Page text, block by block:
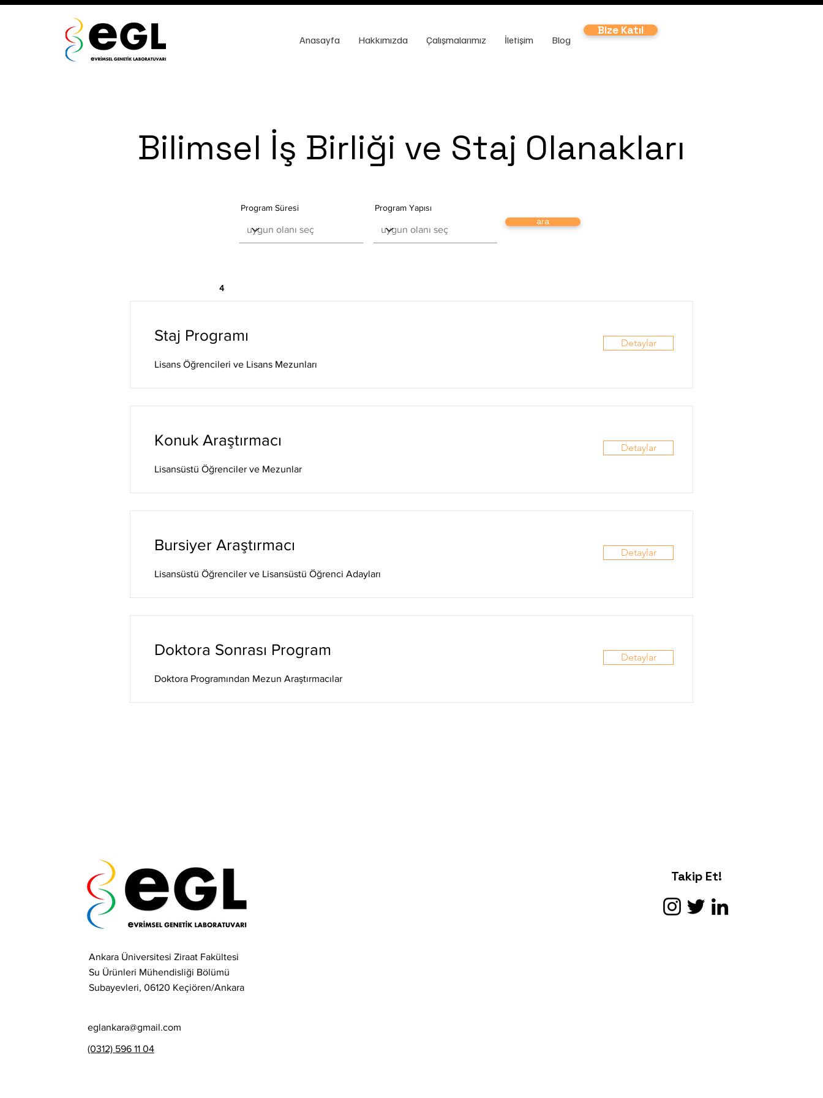
Anasayfa Hakkımızda Çalışmalarımız İletişim Blog
Bize Katıl
Bilimsel İş Birliği ve Staj Olanakları
Program Süresi Program Yapısı
ara
4
Staj Programı
Lisans Öğrencileri ve Lisans Mezunları
Detaylar
Konuk Araştırmacı
Lisansüstü Öğrenciler ve Mezunlar
Detaylar
Bursiyer Araştırmacı
Lisansüstü Öğrenciler ve Lisansüstü Öğrenci Adayları
Detaylar
Doktora Sonrası Program
Doktora Programından Mezun Araştırmacılar
Detaylar
Ankara Üniversitesi Ziraat Fakültesi
Su Ürünleri Mühendisliği Bölümü
Subayevleri, 06120 Keçiören/Ankara
eglankara@gmail.com
(0312) 596 11 04
Takip Et!